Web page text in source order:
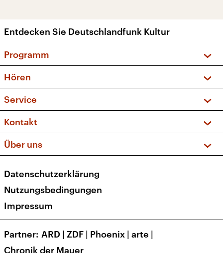
Entdecken Sie Deutschlandfunk Kultur
Programm
Sendungen und Podcasts
Musikliste
Kakadu – Das Kinderprogramm
Hören
Frequenzen (UKW + DAB+)
Service
FAQ
Apps
Newsletter
Veranstaltungen
Kontakt
Social Media
Über uns
Presse
Karriere
Transparenz
Datenschutzerklärung
Nutzungsbedingungen
Impressum
Partner ARD | ZDF | Phoenix | arte |
Chronik der Mauer